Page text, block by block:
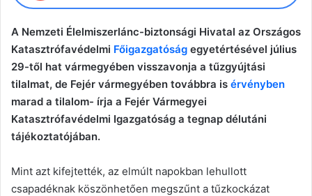
A Nemzeti Élelmiszerlánc-biztonsági Hivatal az Országos
Katasztrófavédelmi Főigazgatóság egyetértésével július
29-től hat vármegyében visszavonja a tűzgyújtási
tilalmat, de Fejér vármegyében továbbra is érvényben
marad a tilalom- írja a Fejér Vármegyei
Katasztrófavédelmi Igazgatóság a tegnap délutáni
tájékoztatójában.
Mint azt kifejtették, az elmúlt napokban lehullott
csapadéknak köszönhetően megszűnt a tűzkockázat